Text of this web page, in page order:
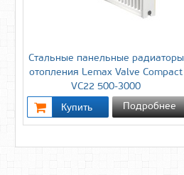
Стальные панельные радиаторы
отопления Lemax Valve Compact
VC22 500-3000
Подробнее